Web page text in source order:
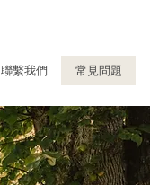
聯繫我們 常見問題